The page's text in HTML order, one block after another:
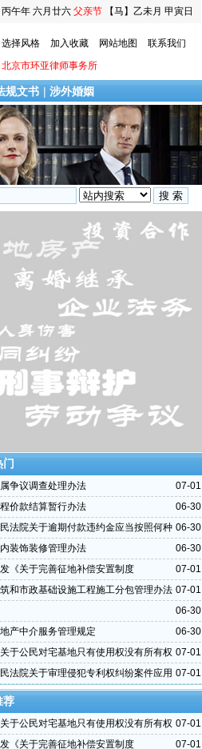
丙午年 六月廿六 父亲节 【马】乙未月 甲寅日
选择风格 加入收藏 网站地图
联系我们
北京市环亚律师事务所
规文书 | 涉外婚姻
门
07-01
争议调查处理办法
06-30
价款结算暂行办法
06-30
法院关于逾期付款违约金应当按照何种
问题的批复
06-30
装饰装修管理办法
07-01
《关于完善征地补偿安置制度
07-01
和市政基础设施工程施工分包管理办法
06-30
06-30
产中介服务管理规定
07-01
于公民对宅基地只有使用权没有所有权
07-01
法院关于审理侵犯专利权纠纷案件应用
问题的解释
荐
07-01
于公民对宅基地只有使用权没有所有权
07-01
《关于完善征地补偿安置制度